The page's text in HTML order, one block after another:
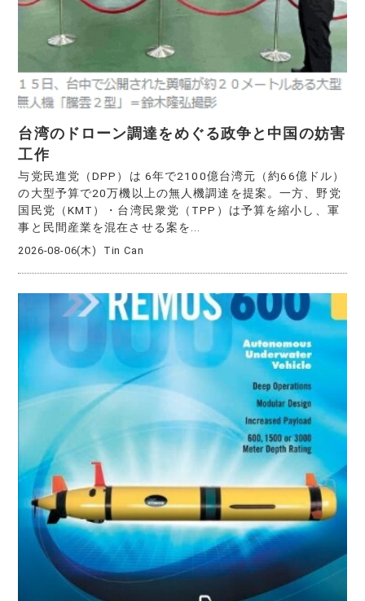
台湾のドローン調達をめぐる政争と中国の妨害
工作
与党民進党（DPP）は 6年で2100億台湾元（約66億ドル）
の大型予算で20万機以上の無人機調達を提案。一方、野党
国民党（KMT）・台湾民衆党（TPP）は予算を縮小し、軍
事と民間産業を混在させる案を...
2026-08-06(木) Tin Can